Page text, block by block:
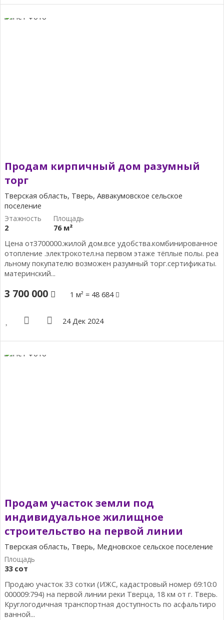
Продам кирпичный дом разумный
торг
Тверская область, Тверь, Аввакумовское сельское
поселение
2
76 м²
Цена от3700000.жилой дом.все удобства.комбинированное
отопление .электрокотел.на первом этаже тёплые полы. реа
льному покупателю возможен разумный торг.сертификаты.
материнский...
3 700 000 1 м² = 48 684
24 Дек 2024
Продам участок земли под
индивидуальное жилищное
строительство на первой линии
Тверская область, Тверь, Медновское сельское поселение
33 сот
Продаю участок 33 сотки (ИЖС, кадастровый номер 69:10:0
000009:794) на первой линии реки Тверца, 18 км от г. Тверь.
Круглогодичная транспортная доступность по асфальтиро
ванной...